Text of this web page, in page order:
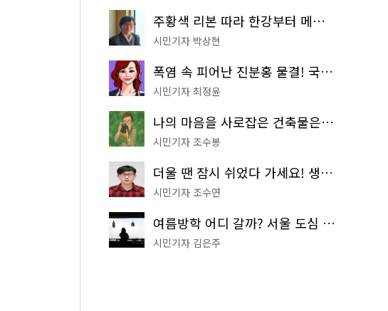
주황색 리본 따라 한강부터 메타세쿼이아 숲길까지…서울둘레길 15코스
시민기자 박상현
폭염 속 피어난 진분홍 물결! 국립중앙박물관 배롱나무 명소
시민기자 최정윤
나의 마음을 사로잡은 건축물은? '서울시 건축상' 수상작 공개!
시민기자 조수봉
더울 땐 잠시 쉬었다 가세요! 생수 냉장고부터 해피소·무더위쉼터까지
시민기자 조수연
여름방학 어디 갈까? 서울 도심 무료 실내 여행 코스 추천
시민기자 김은주